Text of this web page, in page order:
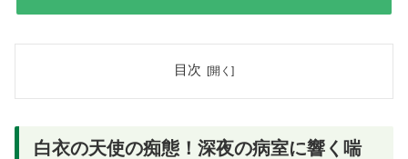
目次
白衣の天使の痴態！深夜の病室に響く喘